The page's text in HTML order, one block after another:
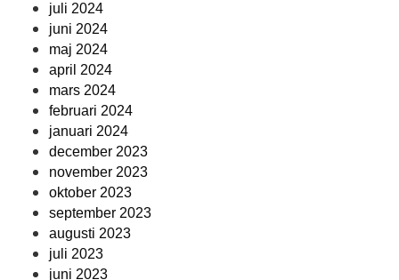
juli 2024
juni 2024
maj 2024
april 2024
mars 2024
februari 2024
januari 2024
december 2023
november 2023
oktober 2023
september 2023
augusti 2023
juli 2023
juni 2023